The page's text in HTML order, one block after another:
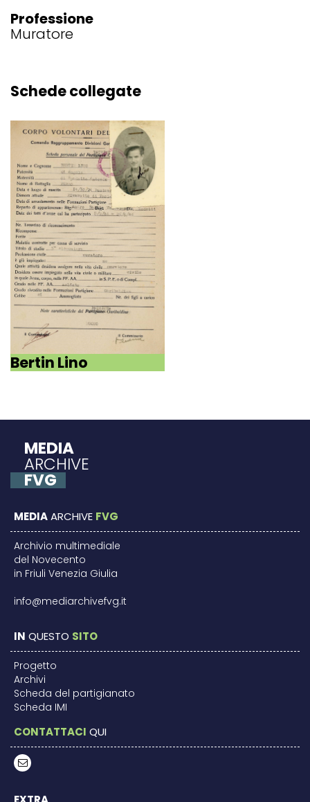
Professione
Muratore
Schede collegate
Bertin Lino
MEDIA
ARCHIVE
FVG
MEDIAARCHIVE FVG
Archivio multimediale
del Novecento
in Friuli Venezia Giulia
info@mediarchivefvg.it
IN QUESTO SITO
Progetto
Archivi
Scheda del partigianato
Scheda IMI
CONTATTACI QUI